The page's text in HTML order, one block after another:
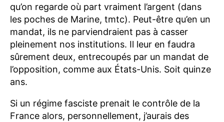
qu’on regarde où part vraiment l’argent (dans
les poches de Marine, tmtc). Peut-être qu’en un
mandat, ils ne parviendraient pas à casser
pleinement nos institutions. Il leur en faudra
sûrement deux, entrecoupés par un mandat de
l’opposition, comme aux États-Unis. Soit quinze
ans.
Si un régime fasciste prenait le contrôle de la
France alors, personnellement, j’aurais des